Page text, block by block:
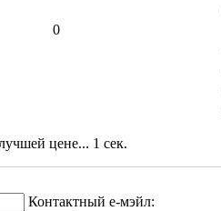
0
цене... 1 сек.
Контактный е-мэйл: